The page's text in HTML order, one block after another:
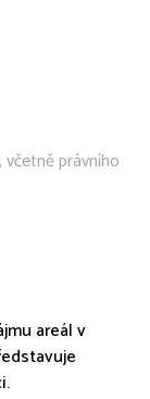
právního
areál v